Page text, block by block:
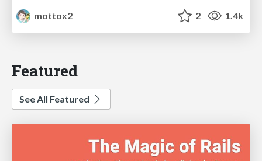
mottox2 2 1.4k
Featured
See All Featured